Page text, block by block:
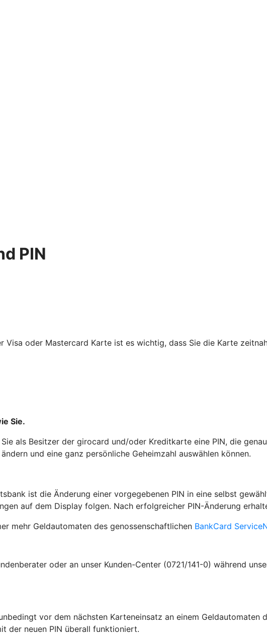
PIN
Visa oder Mastercard Karte ist es wichtig, dass Sie die Karte
Sie.
als Besitzer der girocard und/oder Kreditkarte eine PIN, die
und eine ganz persönliche Geheimzahl auswählen können.
ist die Änderung einer vorgegebenen PIN in eine selbst
auf dem Display folgen. Nach erfolgreicher PIN-Änderung
mehr Geldautomaten des genossenschaftlichen BankCard
oder an unser Kunden-Center (0721/141-0) während
vor dem nächsten Karteneinsatz an einem Geldautomaten
der neuen PIN überall funktioniert.